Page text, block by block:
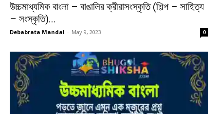
উচ্চমাধ্যমিক বাংলা – বাঙালির ক্রীরাসংস্কৃতি (শিল্প – সাহিত্য
– সংস্কৃতি)...
Debabrata Mandal - May 9, 2023 0